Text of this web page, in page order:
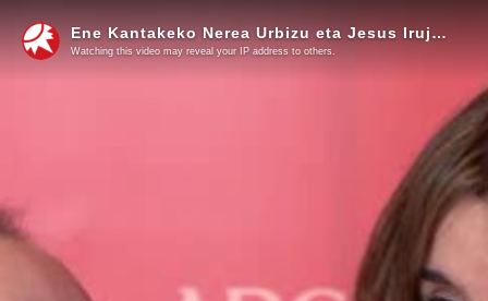
Ene Kantakeko Nerea Urbizu eta Jesus Irujok diote ohorea izan dela Merezimenduzko Argia Saria jasotzea
Watching this video may reveal your IP address to others.